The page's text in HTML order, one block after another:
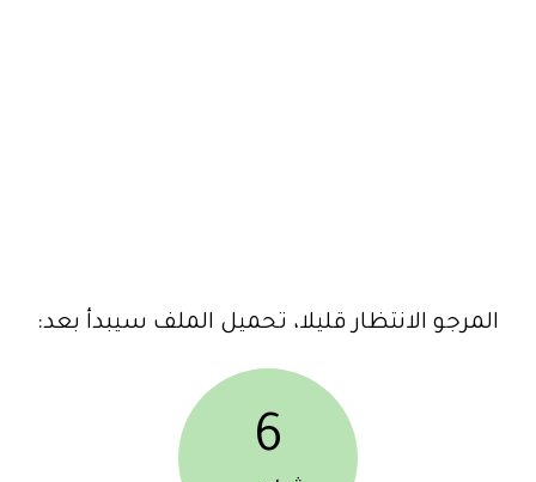
المرجو الانتظار قليلا، تحميل الملف سيبدأ بعد:
6